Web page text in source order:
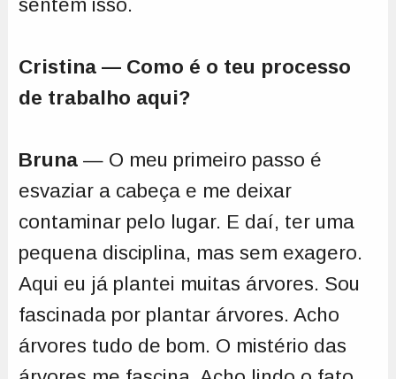
sentem isso.
Cristina — Como é o teu processo
de trabalho aqui?
Bruna— O meu primeiro passo é
esvaziar a cabeça e me deixar
contaminar pelo lugar. E daí, ter uma
pequena disciplina, mas sem exagero.
Aqui eu já plantei muitas árvores. Sou
fascinada por plantar árvores. Acho
árvores tudo de bom. O mistério das